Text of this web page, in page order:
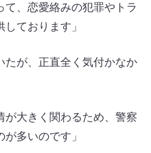
て、恋愛絡みの犯罪やトラ
ております」
たが、正直全く気付かなか
が大きく関わるため、警察
多いのです」